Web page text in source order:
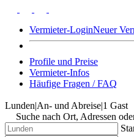
Vermieter-LoginNeuer
Profile und Preise
Vermieter-Infos
Häufige Fragen / FAQ
Lunden|An- und Abreise|1 Gast
Suche nach Ort, Adressen